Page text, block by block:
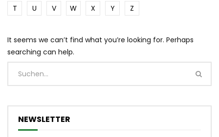
T
U V W X Y Z
It seems we can’t find what you’re looking for. Perhaps
searching can help.
NEWSLETTER